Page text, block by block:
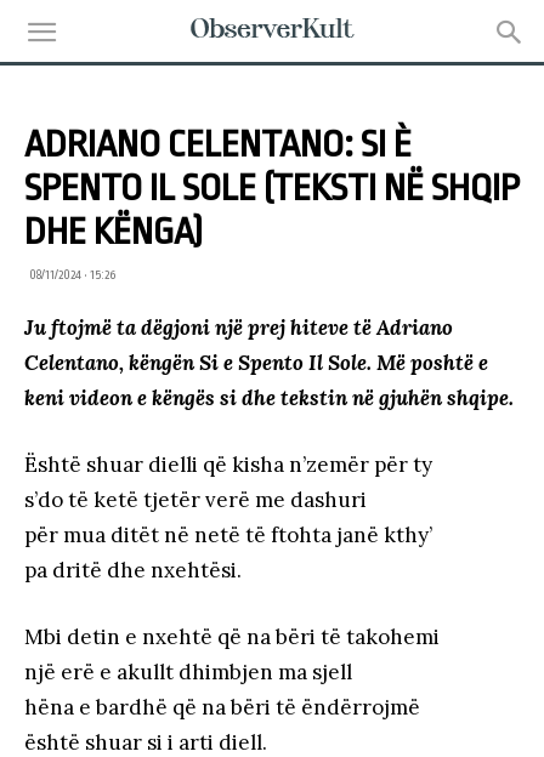
ADRIANO CELENTANO: SI È
SPENTO IL SOLE (TEKSTI NË SHQIP
DHE KËNGA)
08/11/2024 • 15:26
Ju ftojmë ta dëgjoni një prej hiteve të Adriano
Celentano, këngën Si e Spento Il Sole. Më poshtë e
keni videon e këngës si dhe tekstin në gjuhën shqipe.
Është shuar dielli që kisha n’zemër për ty
s’do të ketë tjetër verë me dashuri
për mua ditët në netë të ftohta janë kthy’
pa dritë dhe nxehtësi.
Mbi detin e nxehtë që na bëri të takohemi
një erë e akullt dhimbjen ma sjell
hëna e bardhë që na bëri të ëndërrojmë
është shuar si i arti diell.